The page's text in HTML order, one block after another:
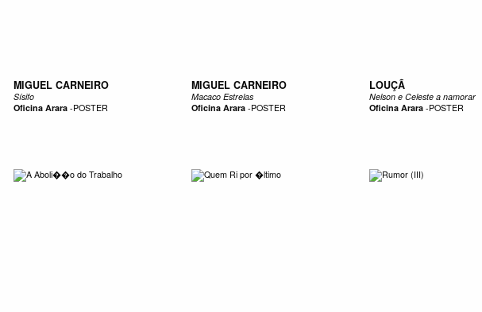
MIGUEL CARNEIRO
Sísifo
Oficina Arara-POSTER
MIGUEL CARNEIRO
Macaco Estrelas
Oficina Arara-POSTER
LOUÇÃ
Nelson e Celeste a namorar
Oficina Arara-POSTER